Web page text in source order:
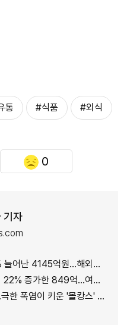
통 #식품 #외식
0
기자
억원…해외이익·NGP 성장
849억…여름상품·지원금 효과
폭염이 키운 '몰캉스' 소비